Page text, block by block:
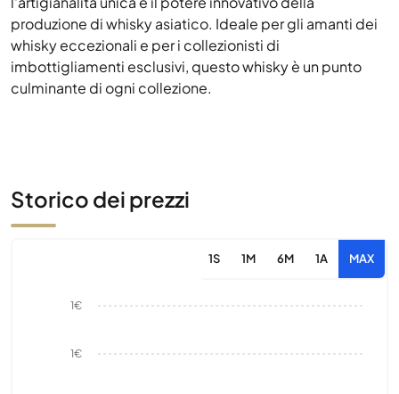
produzione di whisky asiatico. Ideale per gli amanti dei
whisky eccezionali e per i collezionisti di
imbottigliamenti esclusivi, questo whisky è un punto
culminante di ogni collezione.
Storico dei prezzi
1S 1M 6M 1A MAX
1€
1€